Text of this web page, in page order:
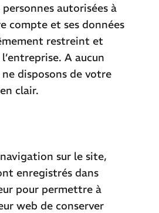
autorisées à
compte et ses données
restreint et
A aucun
disposons de votre
clair.
sur le site,
enregistrés dans
pour permettre à
web de conserver